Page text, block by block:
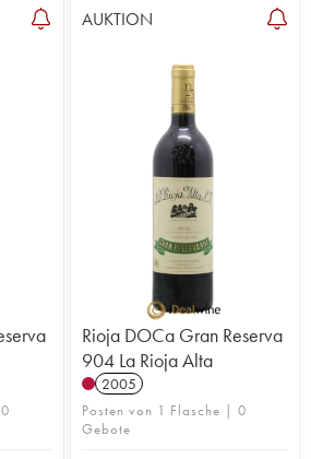
AUKTION
Rioja DOCa Gran Reserva
904 La Rioja Alta
2005
Posten von 1 Flasche | 0
Gebote